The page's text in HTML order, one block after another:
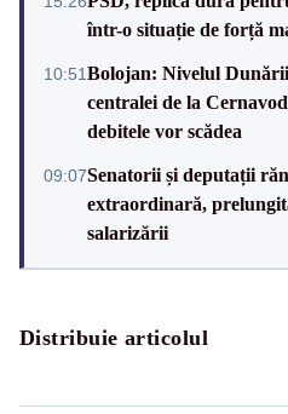
într-o situație de forță
10:51Bolojan: Nivelul
centralei de la
debitele vor scădea
09:07Senatorii și deputații
extraordinară,
salarizării
Distribuie articolul